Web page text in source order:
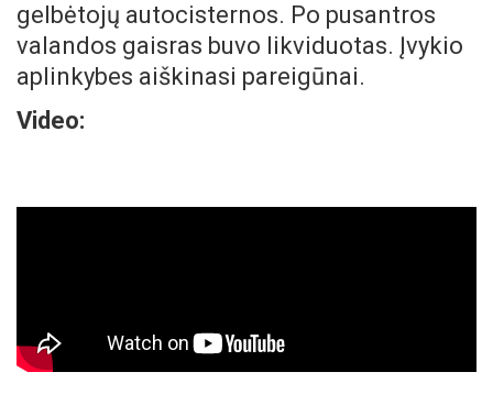
gelbėtojų autocisternos. Po pusantros
valandos gaisras buvo likviduotas. Įvykio
aplinkybes aiškinasi pareigūnai.
Video: